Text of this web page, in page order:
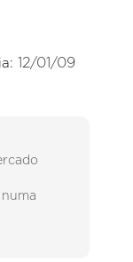
12/01/09